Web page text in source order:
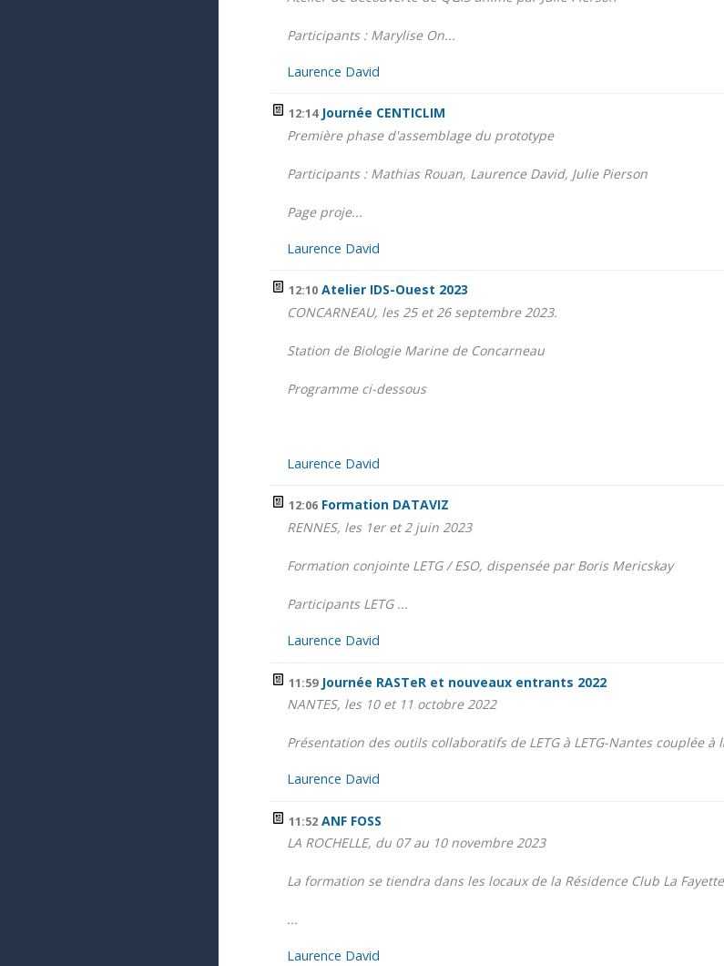
Participants : Marylise On...
Laurence David
12:14 Journée CENTICLIM
Première phase d'assemblage du prototype
Participants : Mathias Rouan, Laurence David, Julie Pierson
Page proje...
Laurence David
12:10 Atelier IDS-Ouest 2023
CONCARNEAU, les 25 et 26 septembre 2023.
Station de Biologie Marine de Concarneau
Programme ci-dessous
Laurence David
12:06 Formation DATAVIZ
RENNES, les 1er et 2 juin 2023
Formation conjointe LETG / ESO, dispensée par Boris Mericskay
Participants LETG ...
Laurence David
11:59 Journée RASTeR et nouveaux entrants 2022
NANTES, les 10 et 11 octobre 2022
Présentation des outils collaboratifs de LETG à LETG-Nantes couplée à
Laurence David
11:52 ANF FOSS
LA ROCHELLE, du 07 au 10 novembre 2023
La formation se tiendra dans les locaux de la Résidence Club La
...
Laurence David